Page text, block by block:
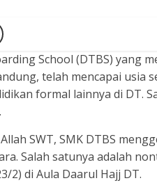
School (DTBS) yang
telah mencapai usia
formal lainnya di DT.
SWT, SMK DTBS
Salah satunya adalah
2) di Aula Daarul Hajj DT.